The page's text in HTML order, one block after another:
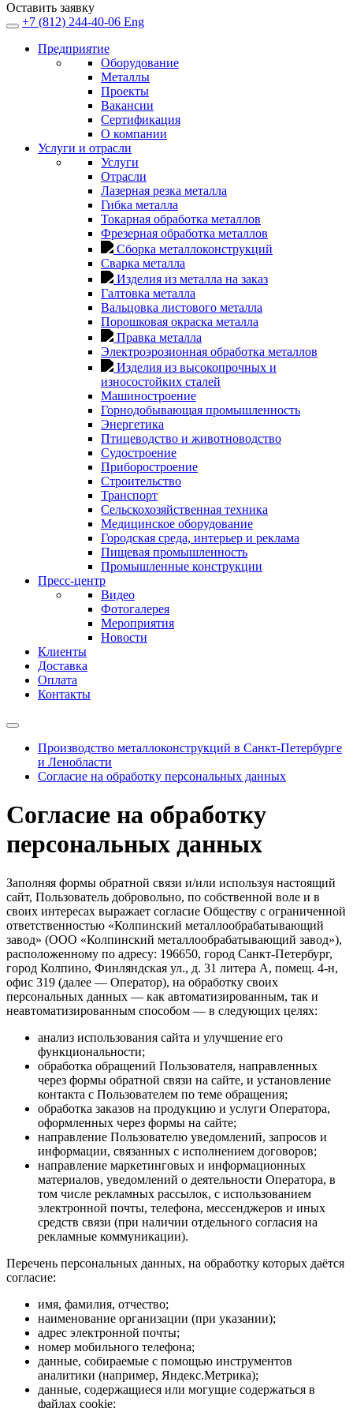
Оставить заявку
+7 (812) 244-40-06 Eng
Предприятие
Оборудование
Металлы
Проекты
Вакансии
Сертификация
О компании
Услуги и отрасли
Услуги
Отрасли
Лазерная резка металла
Гибка металла
Токарная обработка металлов
Фрезерная обработка металлов
Сборка металлоконструкций
Сварка металла
Изделия из металла на заказ
Галтовка металла
Вальцовка листового металла
Порошковая окраска металла
Правка металла
Электроэрозионная обработка металлов
Изделия из высокопрочных и
износостойких сталей
Машиностроение
Горнодобывающая промышленность
Энергетика
Птицеводство и животноводство
Судостроение
Приборостроение
Строительство
Транспорт
Сельскохозяйственная техника
Медицинское оборудование
Городская среда, интерьер и реклама
Пищевая промышленность
Промышленные конструкции
Пресс-центр
Видео
Фотогалерея
Мероприятия
Новости
Клиенты
Доставка
Оплата
Контакты
Производство металлоконструкций в Санкт-Петербурге
и Ленобласти
Согласие на обработку персональных данных
Согласие на обработку
персональных данных
Заполняя формы обратной связи и/или используя настоящий
сайт, Пользователь добровольно, по собственной воле и в
своих интересах выражает согласие Обществу с ограниченной
ответственностью «Колпинский металлообрабатывающий
завод» (ООО «Колпинский металлообрабатывающий завод»),
расположенному по адресу: 196650, город Санкт-Петербург,
город Колпино, Финляндская ул., д. 31 литера А, помещ. 4-н,
офис 319 (далее — Оператор), на обработку своих
персональных данных — как автоматизированным, так и
неавтоматизированным способом — в следующих целях:
анализ использования сайта и улучшение его
функциональности;
обработка обращений Пользователя, направленных
через формы обратной связи на сайте, и установление
контакта с Пользователем по теме обращения;
обработка заказов на продукцию и услуги Оператора,
оформленных через формы на сайте;
направление Пользователю уведомлений, запросов и
информации, связанных с исполнением договоров;
направление маркетинговых и информационных
материалов, уведомлений о деятельности Оператора, в
том числе рекламных рассылок, с использованием
электронной почты, телефона, мессенджеров и иных
средств связи (при наличии отдельного согласия на
рекламные коммуникации).
Перечень персональных данных, на обработку которых даётся
согласие:
имя, фамилия, отчество;
наименование организации (при указании);
адрес электронной почты;
номер мобильного телефона;
данные, собираемые с помощью инструментов
аналитики (например, Яндекс.Метрика);
данные, содержащиеся или могущие содержаться в
файлах cookie;